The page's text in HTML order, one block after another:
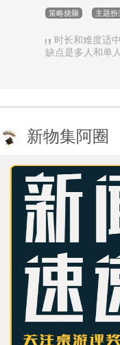
策略烧脑 主题扮
时长和难度适
缺点是多人和单
新物集阿圈